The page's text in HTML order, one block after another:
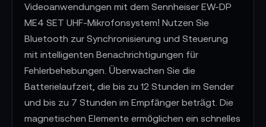
Videoanwendungen mit dem Sennheiser EW-DP
ME4 SET UHF-Mikrofonsystem! Nutzen Sie
Bluetooth zur Synchronisierung und Steuerung
mit intelligenten Benachrichtigungen für
Fehlerbehebungen. Überwachen Sie die
Batterielaufzeit, die bis zu 12 Stunden im Sender
und bis zu 7 Stunden im Empfänger beträgt. Die
magnetischen Elemente ermöglichen ein schnelles